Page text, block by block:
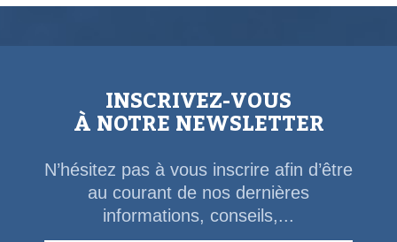
INSCRIVEZ-VOUS
À NOTRE NEWSLETTER
N’hésitez pas à vous inscrire afin d’être
au courant de nos dernières
informations, conseils,...